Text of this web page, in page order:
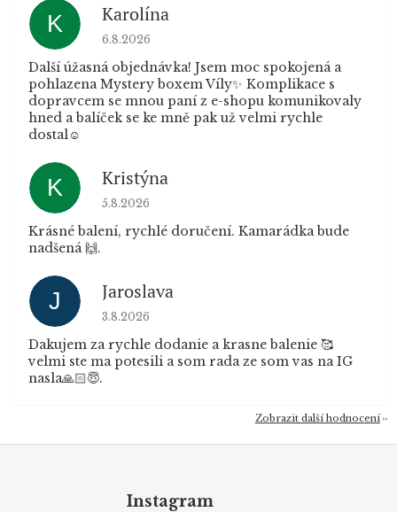
K Karolína
Hodnocení obchodu je 5 z 5 hvězdiček.
6.8.2026
Další úžasná objednávka! Jsem moc spokojená a
pohlazena Mystery boxem Víly✨ Komplikace s
dopravcem se mnou paní z e-shopu komunikovaly
hned a balíček se ke mně pak už velmi rychle
dostal☺️
K Kristýna
Hodnocení obchodu je 5 z 5 hvězdiček.
5.8.2026
Krásné balení, rychlé doručení. Kamarádka bude
nadšená 🙌.
J Jaroslava
Hodnocení obchodu je 5 z 5 hvězdiček.
3.8.2026
Dakujem za rychle dodanie a krasne balenie 🥰
velmi ste ma potesili a som rada ze som vas na IG
nasla🙏🏻😇.
Zobrazit další hodnocení
Instagram